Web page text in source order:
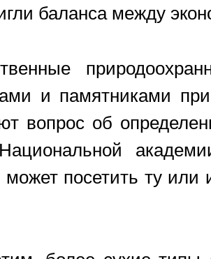
баланса между
и памятниками
вопрос об
может посетить ту